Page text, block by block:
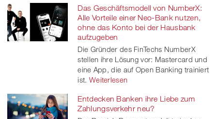
Das Geschäftsmodell von NumberX:
Alle Vorteile einer Neo-Bank nutzen,
ohne das Konto bei der Hausbank
aufzugeben
Die Gründer des FinTechs NumberX
stellen ihre Lösung vor: Mastercard und
eine App, die auf Open Banking trainiert
ist. Weiterlesen
Entdecken Banken ihre Liebe zum
Zahlungsverkehr neu?